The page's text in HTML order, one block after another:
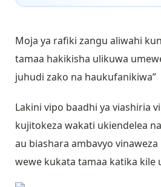
Moja ya rafiki zangu aliwahi
tamaa hakikisha ulikuwa
juhudi zako na haukufanikiwa”
Lakini vipo baadhi ya viashiria
kujitokeza wakati ukiendelea
au biashara ambavyo
wewe kukata tamaa katika kile